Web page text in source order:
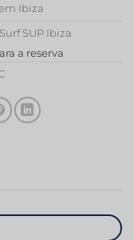
Ibiza
SUP Ibiza
a reserva